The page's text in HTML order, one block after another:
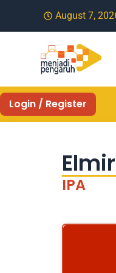
August 7,
Login / Register
IPA